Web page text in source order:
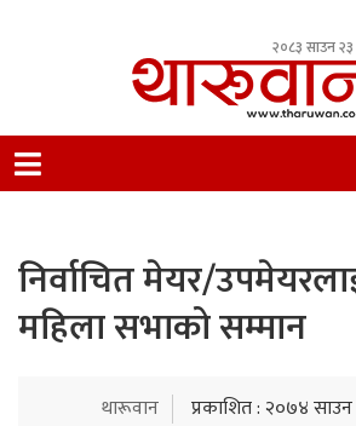
२०८३ साउन
Nepal.
निर्वाचित मेयर/
महिला सभाको सम्मान
थारूवान प्रकाशित : २०७४